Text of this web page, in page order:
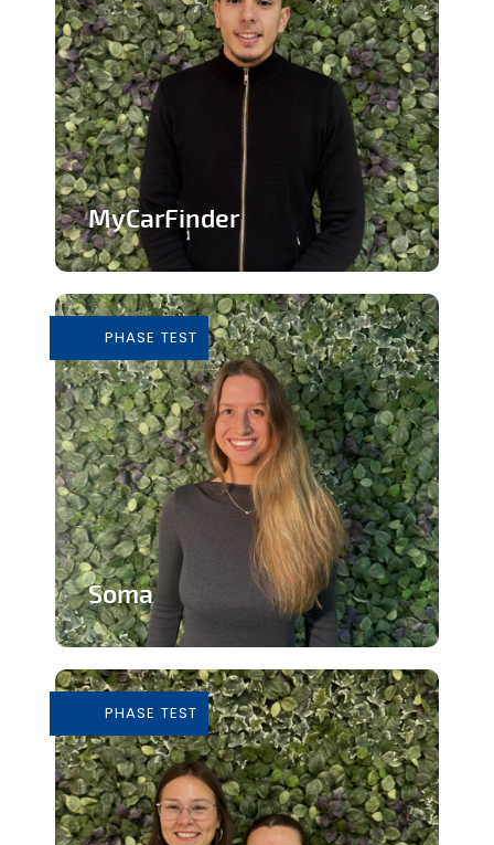
MyCarFinder
d'occasion
En savoir plus
PHASE TEST
Soma
immersive
En savoir plus
PHASE TEST